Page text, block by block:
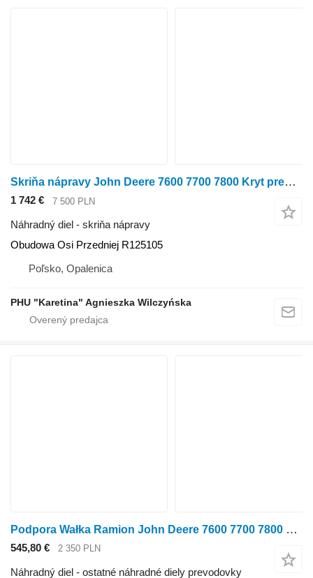
Skriňa nápravy John Deere 7600 7700 7800 Kryt prednej nápravy R125105 Obudowa na kolesového traktora John Deere 7600 7700 7800
1 742 € 7 500 PLN
Náhradný diel - skriňa nápravy
Obudowa Osi Przedniej R125105
Poľsko, Opalenica
PHU "Karetina" Agnieszka Wilczyńska
Podpora Wałka Ramion John Deere 7600 7700 7800 Podpera valčeka ramena RE47388 na kolesového traktora John Deere 7600 7700 7800
545,80 € 2 350 PLN
Náhradný diel - ostatné náhradné diely prevodovky